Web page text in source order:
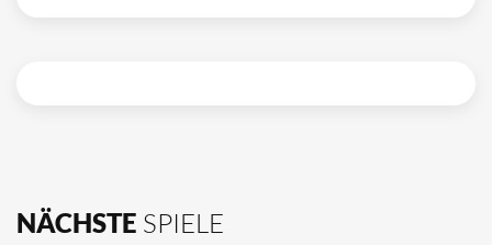
NÄCHSTE SPIELE